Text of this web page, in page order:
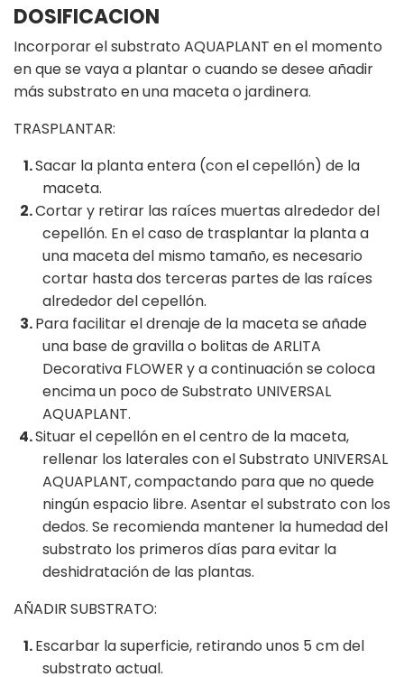
DOSIFICACION
Incorporar el substrato AQUAPLANT en el momento
en que se vaya a plantar o cuando se desee añadir
más substrato en una maceta o jardinera.
TRASPLANTAR:
Sacar la planta entera (con el cepellón) de la
maceta.
Cortar y retirar las raíces muertas alrededor del
cepellón. En el caso de trasplantar la planta a
una maceta del mismo tamaño, es necesario
cortar hasta dos terceras partes de las raíces
alrededor del cepellón.
Para facilitar el drenaje de la maceta se añade
una base de gravilla o bolitas de ARLITA
Decorativa FLOWER y a continuación se coloca
encima un poco de Substrato UNIVERSAL
AQUAPLANT.
Situar el cepellón en el centro de la maceta,
rellenar los laterales con el Substrato UNIVERSAL
AQUAPLANT, compactando para que no quede
ningún espacio libre. Asentar el substrato con los
dedos. Se recomienda mantener la humedad del
substrato los primeros días para evitar la
deshidratación de las plantas.
AÑADIR SUBSTRATO:
Escarbar la superficie, retirando unos 5 cm del
substrato actual.